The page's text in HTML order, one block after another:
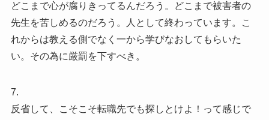
どこまで心が腐りきってるんだろう。どこまで被害者の
先生を苦しめるのだろう。人として終わっています。こ
れからは教える側でなく一から学びなおしてもらいた
い。その為に厳罰を下すべき。
7.
反省して、こそこそ転職先でも探しとけよ！って感じで